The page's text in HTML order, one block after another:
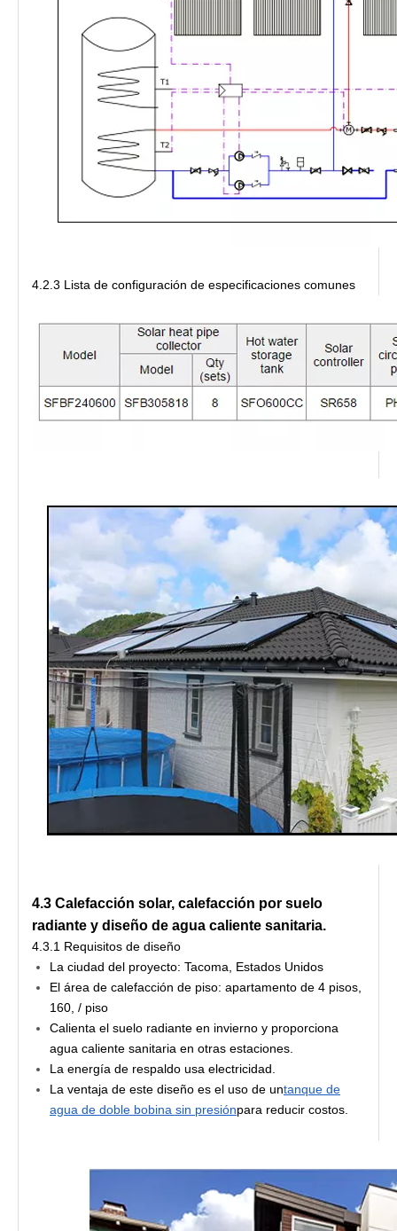
4.2.3 Lista de configuración de especificaciones comunes
4.3 Calefacción solar, calefacción por suelo
radiante y diseño de agua caliente sanitaria.
4.3.1 Requisitos de diseño
La ciudad del proyecto: Tacoma, Estados Unidos
El área de calefacción de piso: apartamento de 4 pisos,
160, / piso
Calienta el suelo radiante en invierno y proporciona
agua caliente sanitaria en otras estaciones.
La energía de respaldo usa electricidad.
La ventaja de este diseño es el uso de untanque de
agua de doble bobina sin presiónpara reducir costos.